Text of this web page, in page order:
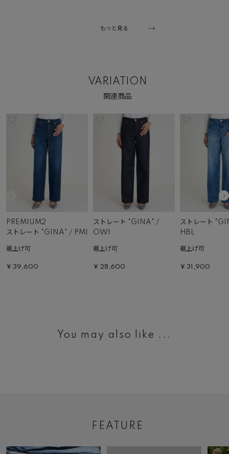
もっと見る
VARIATION
関連商品
PREMIUM2
ストレート "GINA" / PMI
裾上げ可
¥ 39,600
ストレート "GINA" /
OWI
裾上げ可
¥ 28,600
ストレート
HBL
裾上げ可
¥ 31,900
You may also like ...
FEATURE